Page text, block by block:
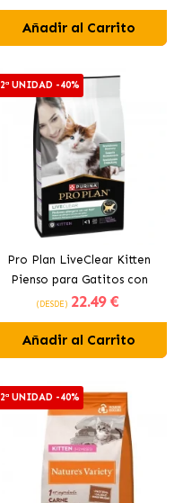
Añadir al Carrito
2ª UNIDAD -40%
Pro Plan LiveClear Kitten
Pienso para Gatitos con
Pavo
(DESDE) 22.49 €
Añadir al Carrito
2ª UNIDAD -40%